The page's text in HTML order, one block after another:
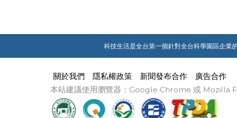
科技生活是全台第一個針對全台科學園區企業
關於我們 隱私權政策 新聞發布合作
廣告合作
本站建議使用瀏覽器：Google Chrome 或 Mozilla